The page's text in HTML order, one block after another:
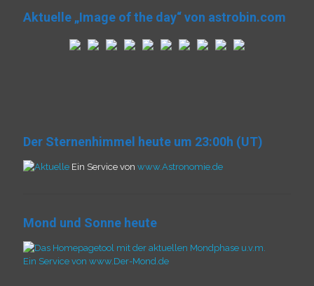
Aktuelle „Image of the day“ von astrobin.com
Der Sternenhimmel heute um 23:00h (UT)
Ein Service von www.Astronomie.de
Mond und Sonne heute
Ein Service von www.Der-Mond.de